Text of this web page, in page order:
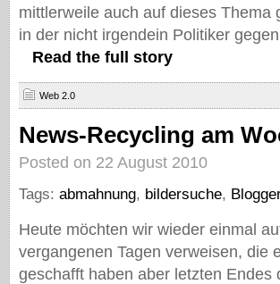
mittlerweile auch auf dieses
in der nicht irgendein Politiker
Read the full story
Web 2.0
News-Recycling am
Posted on 22 August 2010
Tags: abmahnung, bildersuche, Blogger
Heute möchten wir wieder einmal
vergangenen Tagen verweisen, die
geschafft haben aber letzten